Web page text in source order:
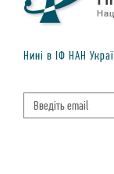
Нинi в IФ НАН